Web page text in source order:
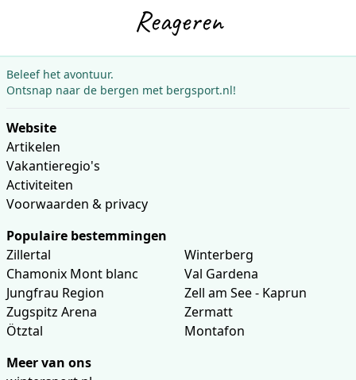
Reageren
Beleef het avontuur.
Ontsnap naar de bergen met bergsport.nl!
Website
Artikelen
Vakantieregio's
Activiteiten
Voorwaarden & privacy
Populaire bestemmingen
Zillertal
Chamonix Mont blanc
Jungfrau Region
Zugspitz Arena
Ötztal
Winterberg
Val Gardena
Zell am See - Kaprun
Zermatt
Montafon
Meer van ons